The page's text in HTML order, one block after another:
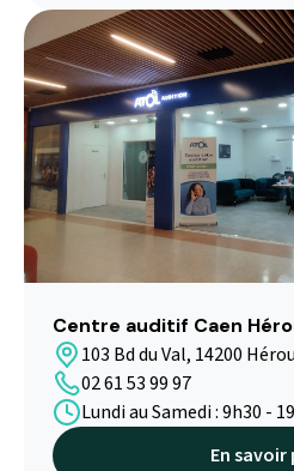
Centre auditif Caen
103 Bd du Val, 14200
02 61 53 99 97
Lundi au Samedi : 9h30 -
En savoir